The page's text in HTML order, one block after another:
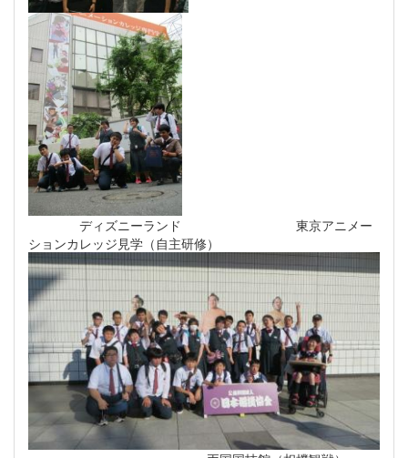
ディズニーランド 東京アニメー
ションカレッジ見学（自主研修）